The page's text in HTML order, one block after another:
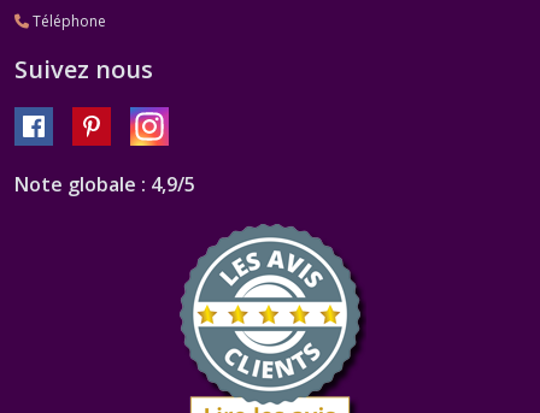
Téléphone
Suivez nous
Note globale : 4,9/5